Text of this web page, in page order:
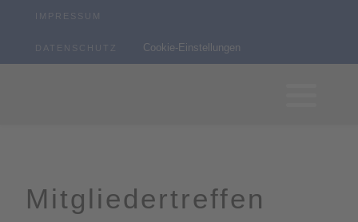
IMPRESSUM
DATENSCHUTZ Cookie-Einstellungen
Mitgliedertreffen